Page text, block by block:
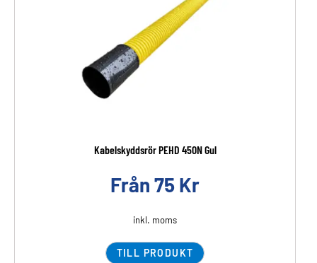
Kabelskyddsrör PEHD 450N Gul
Från 75 Kr
inkl. moms
TILL PRODUKT